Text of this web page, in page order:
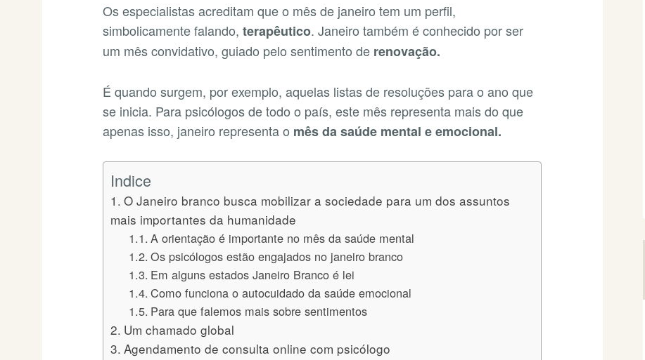
Os especialistas acreditam que o mês de janeiro tem um perfil,
simbolicamente falando,terapêutico. Janeiro também é conhecido por ser
um mês convidativo, guiado pelo sentimento de renovação.
É quando surgem, por exemplo, aquelas listas de resoluções para o ano que
se inicia. Para psicólogos de todo o país, este mês representa mais do que
apenas isso, janeiro representa o mês da saúde mental e emocional.
Indice
O Janeiro branco busca mobilizar a sociedade para um dos assuntos
mais importantes da humanidade
A orientação é importante no mês da saúde mental
Os psicólogos estão engajados no janeiro branco
Em alguns estados Janeiro Branco é lei
Como funciona o autocuidado da saúde emocional
Para que falemos mais sobre sentimentos
Um chamado global
Agendamento de consulta online com psicólogo